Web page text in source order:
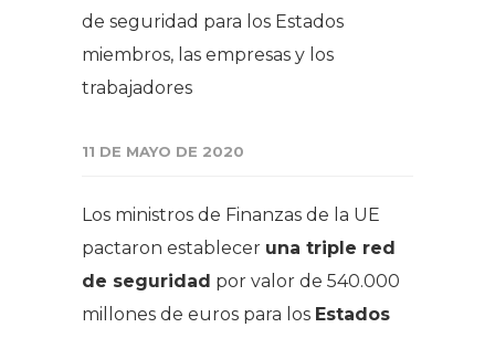
de seguridad para los Estados
miembros, las empresas y los
trabajadores
11 DE MAYO DE 2020
Los ministros de Finanzas de la UE
pactaron establecer una triple red
de seguridad por valor de 540.000
millones de euros para los Estados